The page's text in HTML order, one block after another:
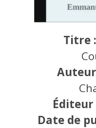
Titre :
Éditeur
Date de